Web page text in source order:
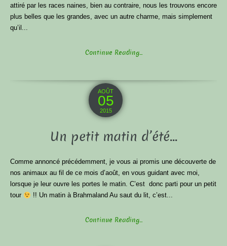
attiré par les races naines, bien au contraire, nous les trouvons encore
plus belles que les grandes, avec un autre charme, mais simplement
qu’il...
Continue Reading...
AOÛT
05
2015
Un petit matin d’été…
Comme annoncé précédemment, je vous ai promis une découverte de
nos animaux au fil de ce mois d’août, en vous guidant avec moi,
lorsque je leur ouvre les portes le matin. C’est donc parti pour un petit
tour
!! Un matin à Brahmaland Au saut du lit, c’est...
Continue Reading...